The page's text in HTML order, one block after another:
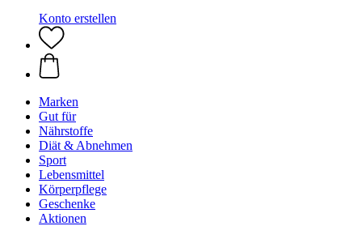
Konto erstellen
Marken
Gut für
Nährstoffe
Diät & Abnehmen
Sport
Lebensmittel
Körperpflege
Geschenke
Aktionen